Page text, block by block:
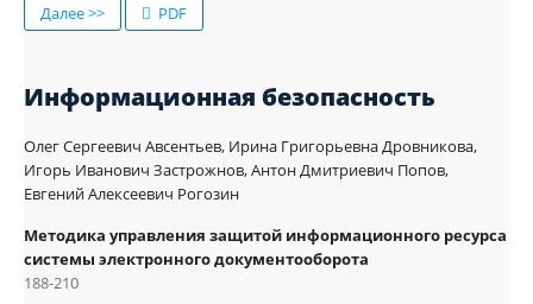
Далее >> PDF
Информационная безопасность
Олег Сергеевич Авсентьев, Ирина Григорьевна Дровникова,
Игорь Иванович Застрожнов, Антон Дмитриевич Попов,
Евгений Алексеевич Рогозин
Методика управления защитой информационного ресурса
системы электронного документооборота
188-210